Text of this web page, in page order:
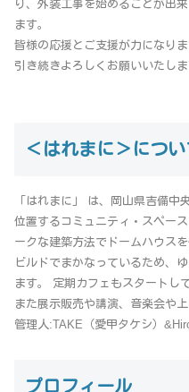
り、外装工事を始めることが出
ます。
皆様の応援とご支援が力になりま
引き続きよろしくお願いいたし
＜はれまに＞につ
「はれまに」 は、岡山県吉備
位置するコミュニティ・スペー
ークな建築方法でドームハウス
ビルドでまかなっているため、
ます。 定期カフェもスタートし
また展示販売や講演、音楽会や
管理人:TAKE（愛甲タケシ）
プロフィール